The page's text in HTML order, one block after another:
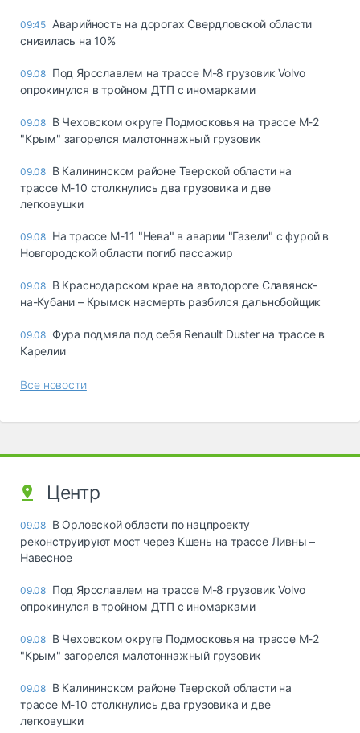
09:45 Аварийность на дорогах Свердловской области
снизилась на 10%
09.08 Под Ярославлем на трассе М-8 грузовик Volvo
опрокинулся в тройном ДТП с иномарками
09.08 В Чеховском округе Подмосковья на трассе М-2
"Крым" загорелся малотоннажный грузовик
09.08 В Калининском районе Тверской области на
трассе М-10 столкнулись два грузовика и две
легковушки
09.08 На трассе М-11 "Нева" в аварии "Газели" с фурой в
Новгородской области погиб пассажир
09.08 В Краснодарском крае на автодороге Славянск-
на-Кубани – Крымск насмерть разбился дальнобойщик
09.08 Фура подмяла под себя Renault Duster на трассе в
Карелии
Все новости
Центр
09.08 В Орловской области по нацпроекту
реконструируют мост через Кшень на трассе Ливны –
Навесное
09.08 Под Ярославлем на трассе М-8 грузовик Volvo
опрокинулся в тройном ДТП с иномарками
09.08 В Чеховском округе Подмосковья на трассе М-2
"Крым" загорелся малотоннажный грузовик
09.08 В Калининском районе Тверской области на
трассе М-10 столкнулись два грузовика и две
легковушки